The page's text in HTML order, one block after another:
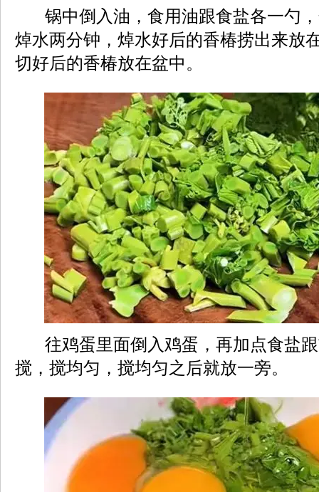
锅中倒入油，食用油跟食盐各一勺
焯水两分钟，焯水好后的香椿捞出来放
切好后的香椿放在盆中。
往鸡蛋里面倒入鸡蛋，再加点食盐
搅，搅均匀，搅均匀之后就放一旁。